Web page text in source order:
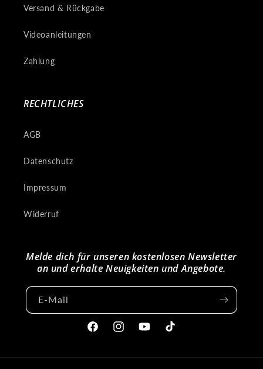
Versand & Rückgabe
Videoanleitungen
Zahlung
RECHTLICHES
AGB
Datenschutz
Impressum
Widerruf
Melde dich für unseren kostenlosen Newsletter
an und erhalte Neuigkeiten und Angebote.
E-Mail
FacebookInstagramYouTubeTikTok